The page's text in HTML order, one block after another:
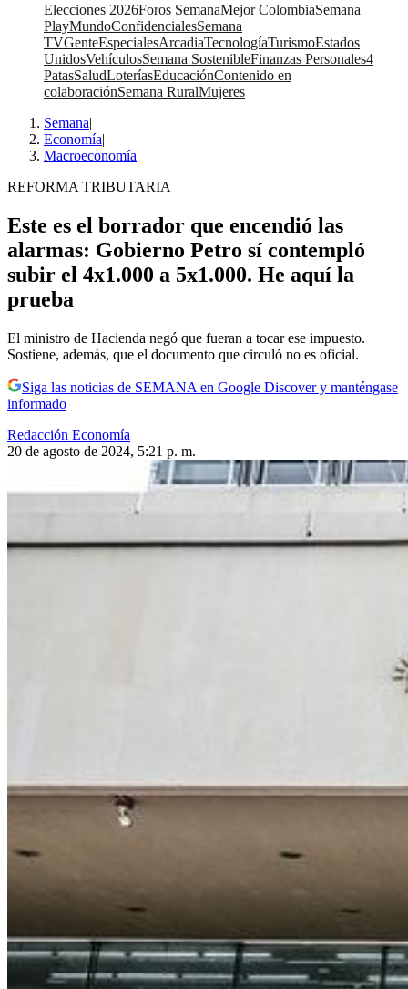
Elecciones 2026Foros SemanaMejor ColombiaSemana
PlayMundoConfidencialesSemana
TVGenteEspecialesArcadiaTecnologíaTurismoEstados
UnidosVehículosSemana SostenibleFinanzas Personales4
PatasSaludLoteríasEducaciónContenido en
colaboraciónSemana RuralMujeres
Semana|
Economía|
Macroeconomía
REFORMA TRIBUTARIA
Este es el borrador que encendió las
alarmas: Gobierno Petro sí contempló
subir el 4x1.000 a 5x1.000. He aquí la
prueba
El ministro de Hacienda negó que fueran a tocar ese impuesto.
Sostiene, además, que el documento que circuló no es oficial.
Siga las noticias de SEMANA en Google Discover y manténgase
informado
Redacción Economía
20 de agosto de 2024, 5:21 p. m.